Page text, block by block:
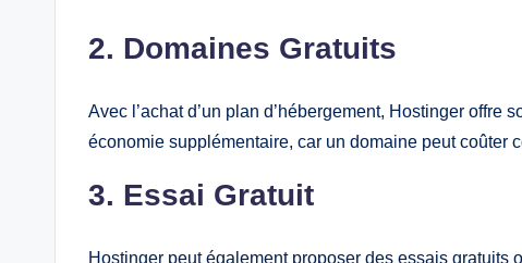
2. Domaines Gratuits
Avec l’achat d’un plan d’hébergement, Hostinger
économie supplémentaire, car un domaine peut coûter
3. Essai Gratuit
Hostinger peut également proposer des essais gratuits